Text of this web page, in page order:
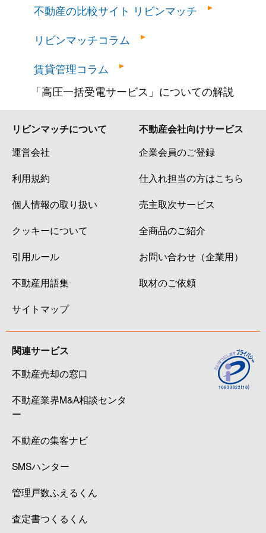
不動産の比較サイト リビンマッチ
リビンマッチコラム
賃貸管理コラム
「高圧一括受電サービス」についての解説
リビンマッチについて
運営会社
利用規約
個人情報の取り扱い
クッキーについて
引用ルール
不動産用語集
サイトマップ
不動産会社向けサービス
企業会員のご登録
仕入れ担当の方はこちら
売主取次サービス
全商品のご紹介
お問い合わせ（企業用）
取材のご依頼
関連サービス
不動産売却の窓口
不動産業界M&A相談センタ
ー
不動産の集客ナビ
SMSハンター
管理戸数ふえるくん
査定書つくるくん